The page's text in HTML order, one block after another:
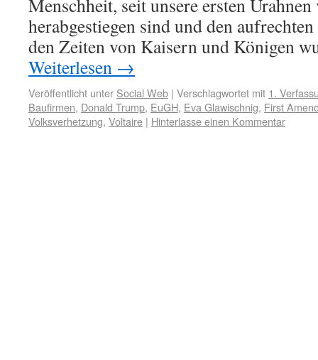
Menschheit, seit unsere ersten
herabgestiegen sind und den
den Zeiten von Kaisern und Königen
Weiterlesen →
Veröffentlicht unter Social Web | Verschlagwortet mit 1.
Baufirmen, Donald Trump, EuGH, Eva Glawischnig, First
Volksverhetzung, Voltaire | Hinterlasse einen Kommentar